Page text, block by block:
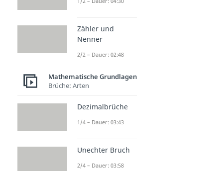
Zähler und
Nenner
2/2 – Dauer: 02:48
Mathematische Grundlagen
Brüche: Arten
Dezimalbrüche
1/4 – Dauer: 03:43
Unechter Bruch
2/4 – Dauer: 03:58